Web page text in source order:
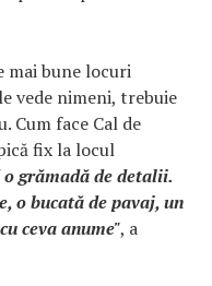
mai bune locuri
vede nimeni, trebuie
face Cal de
fix la locul
grămadă de detalii.
o bucată de pavaj, un
ceva anume", a